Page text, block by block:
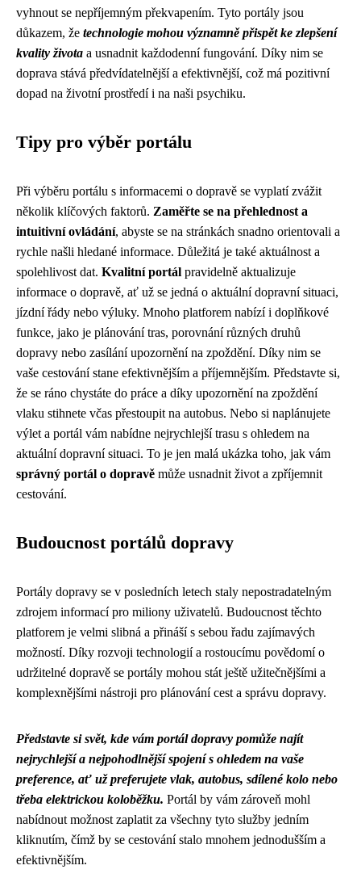
vyhnout se nepříjemným překvapením. Tyto portály jsou
důkazem, že technologie mohou významně přispět ke zlepšení
kvality života a usnadnit každodenní fungování. Díky nim se
doprava stává předvídatelnější a efektivnější, což má pozitivní
dopad na životní prostředí i na naši psychiku.
Tipy pro výběr portálu
Při výběru portálu s informacemi o dopravě se vyplatí zvážit
několik klíčových faktorů. Zaměřte se na přehlednost a
intuitivní ovládání, abyste se na stránkách snadno orientovali a
rychle našli hledané informace. Důležitá je také aktuálnost a
spolehlivost dat. Kvalitní portál pravidelně aktualizuje
informace o dopravě, ať už se jedná o aktuální dopravní situaci,
jízdní řády nebo výluky. Mnoho platforem nabízí i doplňkové
funkce, jako je plánování tras, porovnání různých druhů
dopravy nebo zasílání upozornění na zpoždění. Díky nim se
vaše cestování stane efektivnějším a příjemnějším. Představte si,
že se ráno chystáte do práce a díky upozornění na zpoždění
vlaku stihnete včas přestoupit na autobus. Nebo si naplánujete
výlet a portál vám nabídne nejrychlejší trasu s ohledem na
aktuální dopravní situaci. To je jen malá ukázka toho, jak vám
správný portál o dopravě může usnadnit život a zpříjemnit
cestování.
Budoucnost portálů dopravy
Portály dopravy se v posledních letech staly nepostradatelným
zdrojem informací pro miliony uživatelů. Budoucnost těchto
platforem je velmi slibná a přináší s sebou řadu zajímavých
možností. Díky rozvoji technologií a rostoucímu povědomí o
udržitelné dopravě se portály mohou stát ještě užitečnějšími a
komplexnějšími nástroji pro plánování cest a správu dopravy.
Představte si svět, kde vám portál dopravy pomůže najít
nejrychlejší a nejpohodlnější spojení s ohledem na vaše
preference, ať už preferujete vlak, autobus, sdílené kolo nebo
třeba elektrickou koloběžku. Portál by vám zároveň mohl
nabídnout možnost zaplatit za všechny tyto služby jedním
kliknutím, čímž by se cestování stalo mnohem jednodušším a
efektivnějším.